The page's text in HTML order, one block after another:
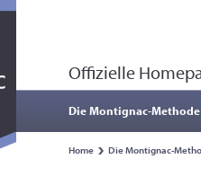
Offizielle
Die Montignac-Methode
Home Die Montignac-